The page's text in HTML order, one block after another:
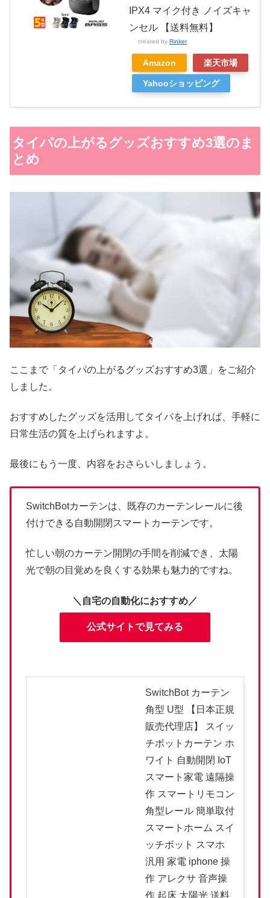
IPX4 マイク付き ノイズキャ
ンセル 【送料無料】
created by Rinker
Amazon 楽天市場
Yahooショッピング
タイパの上がるグッズおすすめ3選のま
とめ
ここまで「タイパの上がるグッズおすすめ3選」をご紹介
しました。
おすすめしたグッズを活用してタイパを上げれば、手軽に
日常生活の質を上げられますよ。
最後にもう一度、内容をおさらいしましょう。
SwitchBotカーテンは、既存のカーテンレールに後
付けできる自動開閉スマートカーテンです。
忙しい朝のカーテン開閉の手間を削減でき、太陽
光で朝の目覚めを良くする効果も魅力的ですね。
＼自宅の自動化におすすめ／
公式サイトで見てみる
SwitchBot カーテン
角型 U型 【日本正規
販売代理店】 スイッ
チボットカーテン ホ
ワイト 自動開閉 IoT
スマート家電 遠隔操
作 スマートリモコン
角型レール 簡単取付
スマートホーム スイ
ッチボット スマホ
汎用 家電 iphone 操
作 アレクサ 音声操
作 起床 太陽光 送料